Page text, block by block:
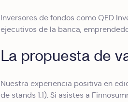
Inversores de fondos como QED
ejecutivos de la banca,
La propuesta de
Nuestra experiencia positiva en
de stands 1:1). Si asistes a